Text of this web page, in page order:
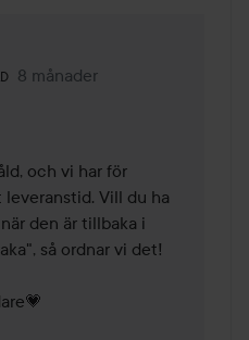
Tidigare anställd.
8 månader
Kommentaren lades 8
och vi har för
Vill du ha
den är tillbaka i
så ordnar vi det!